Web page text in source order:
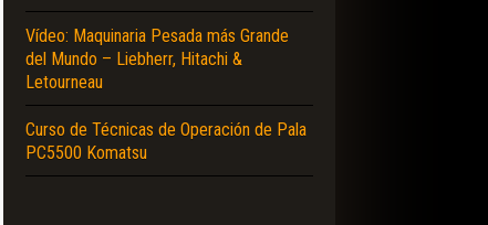
Vídeo: Maquinaria Pesada más Grande
del Mundo – Liebherr, Hitachi &
Letourneau
Curso de Técnicas de Operación de Pala
PC5500 Komatsu